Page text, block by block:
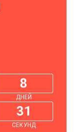
8
ДНЕЙ
31
СЕКУНД